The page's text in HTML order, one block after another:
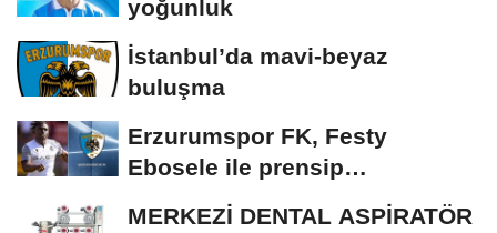
yoğunluk
İstanbul’da mavi-beyaz
buluşma
Erzurumspor FK, Festy
Ebosele ile prensip
anlaşmasına vardı
MERKEZİ DENTAL ASPİRATÖR